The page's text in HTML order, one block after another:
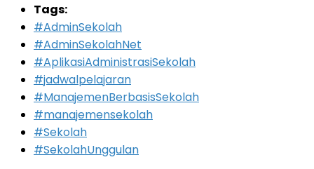
Tags:
#AdminSekolah
#AdminSekolahNet
#AplikasiAdministrasiSekolah
#jadwalpelajaran
#ManajemenBerbasisSekolah
#manajemensekolah
#Sekolah
#SekolahUnggulan